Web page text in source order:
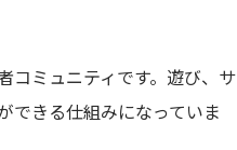
コミュニティです。遊び、サ
できる仕組みになっていま